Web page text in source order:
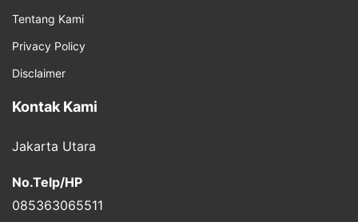
Tentang Kami
Privacy Policy
Disclaimer
Kontak Kami
Jakarta Utara
No.Telp/HP
085363065511